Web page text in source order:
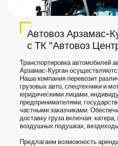
Автовоз Арзамас-
с ТК "Автовоз
Транспортировка автомобилей
Арзамас-Курган
Наша компания перевозит
грузовых авто, спецтехники и
юридическими лицами,
предпринимателями,
частными заказчиками.
доставку груза включая:
воздушных подушках,
Предлагаем возможность